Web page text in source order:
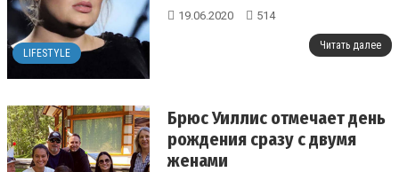
LIFESTYLE
19.06.2020 514
Читать далее
Брюс Уиллис отмечает день
рождения сразу с двумя
женами